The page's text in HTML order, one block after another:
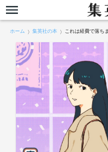
ホーム 集英社の本 これは経費で落ち